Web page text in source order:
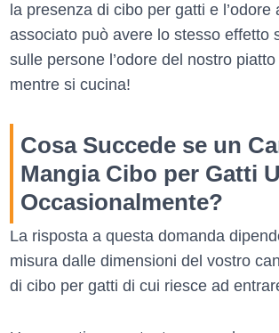
la presenza di cibo per gatti e l’odore
associato può avere lo stesso effetto
sulle persone l’odore del nostro
mentre si cucina!
Cosa Succede se un
Mangia Cibo per Gatti
Occasionalmente?
La risposta a questa domanda
misura dalle dimensioni del vostro
di cibo per gatti di cui riesce ad